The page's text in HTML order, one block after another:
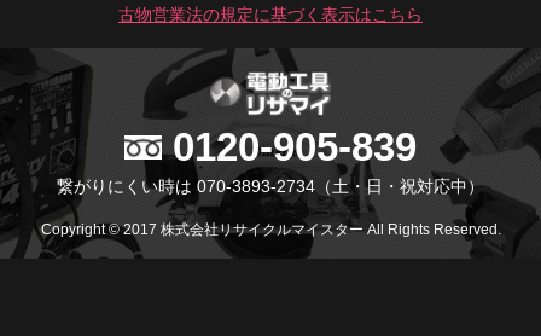
古物営業法の規定に基づく表示はこちら
0120-905-839
繋がりにくい時は 070-3893-2734 （土・日・祝対応中）
Copyright © 2017 株式会社リサイクルマイスター All Rights Reserved.